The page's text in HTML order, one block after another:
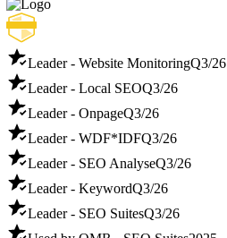
Leader - Website MonitoringQ3/26
Leader - Local SEOQ3/26
Leader - OnpageQ3/26
Leader - WDF*IDFQ3/26
Leader - SEO AnalyseQ3/26
Leader - KeywordQ3/26
Leader - SEO SuitesQ3/26